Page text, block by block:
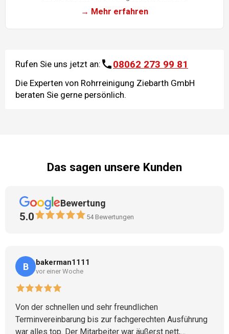
→ Mehr erfahren
Rufen Sie uns jetzt an: 08062 273 99 81
Die Experten von Rohrreinigung Ziebarth GmbH
beraten Sie gerne persönlich.
Das sagen unsere Kunden
Bewertung
5.0 54Bewertungen
B bakerman1111
vor einer Woche
Von der schnellen und sehr freundlichen
Terminvereinbarung bis zur fachgerechten Ausführung
war alles top. Der Mitarbeiter war äußerst nett,